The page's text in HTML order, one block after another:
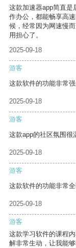
这款加速器app简直是
作办公，都能畅享高
候，经常因为网速慢
用担心了。
2025-09-18
游客
这款软件的功能非常
2025-09-18
游客
这款app的社区氛围很
2025-09-18
游客
这款软件的功能非常
2025-09-18
游客
这款学习软件的课程
解非常生动，让我能够